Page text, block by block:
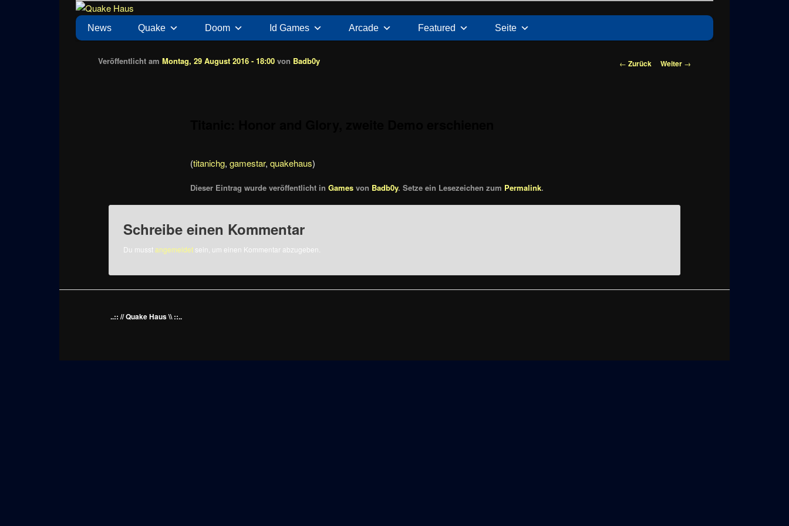
Quake Haus
News zu Quake, Doom, FPS, Arcade
Hauptmenü
News Quake Doom Id Games Arcade Featured Seite
Beitragsnavigation
← Zurück Weiter →
Veröffentlicht amMontag, 29 August 2016 - 18:00 von Badb0y
(titanichg,gamestar,quakehaus)
Dieser Eintrag wurde veröffentlicht inGames von Badb0y. Setze ein Lesezeichen zum Permalink.
Schreibe einen Kommentar
Du musstangemeldet sein, um einen Kommentar abzugeben.
..:: // Quake Haus \\ ::..